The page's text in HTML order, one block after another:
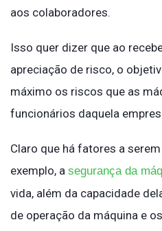
aos colaboradores.
Isso quer dizer que ao
apreciação de risco, o
máximo os riscos que as
funcionários daquela
Claro que há fatores a
exemplo, a segurança da
vida, além da capacidade
de operação da máquina e